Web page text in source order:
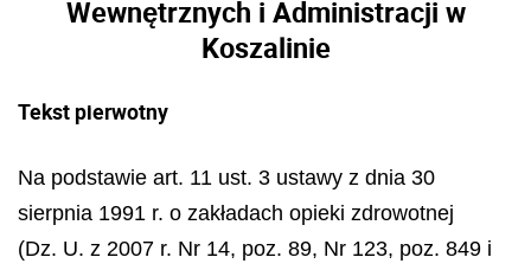
Wewnętrznych i Administracji w
Koszalinie
Tekst pierwotny
Na podstawie art. 11 ust. 3 ustawy z dnia 30
sierpnia 1991 r. o zakładach opieki zdrowotnej
(Dz. U. z 2007 r. Nr 14, poz. 89, Nr 123, poz. 849 i